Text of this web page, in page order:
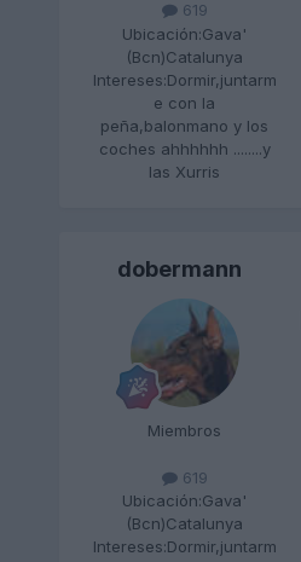
619
Ubicación:Gava'
(Bcn)Catalunya
Intereses:Dormir,juntarm
e con la
peña,balonmano y los
coches ahhhhhh ........y
las Xurris
dobermann
Miembros
619
Ubicación:Gava'
(Bcn)Catalunya
Intereses:Dormir,juntarm